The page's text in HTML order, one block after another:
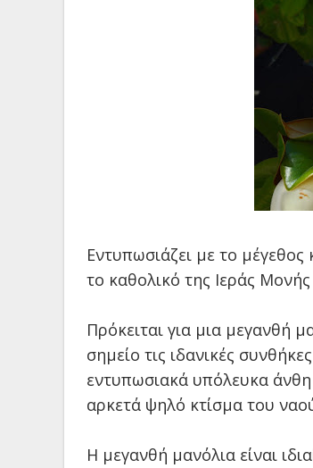
Εντυπωσιάζει με το
το καθολικό της Ιεράς
Πρόκειται για μια μεγανθή
σημείο τις ιδανικές
εντυπωσιακά υπόλευκα
αρκετά ψηλό κτίσμα του
Η μεγανθή μανόλια είναι